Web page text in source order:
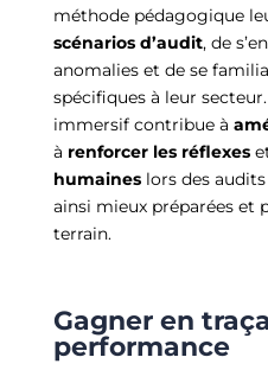
méthode pédagogique
scénarios d’audit, de
anomalies et de se
spécifiques à leur
immersif contribue à
à renforcer les réflexes
humaineslors des audits
ainsi mieux préparées et
terrain.
Gagner en
performance